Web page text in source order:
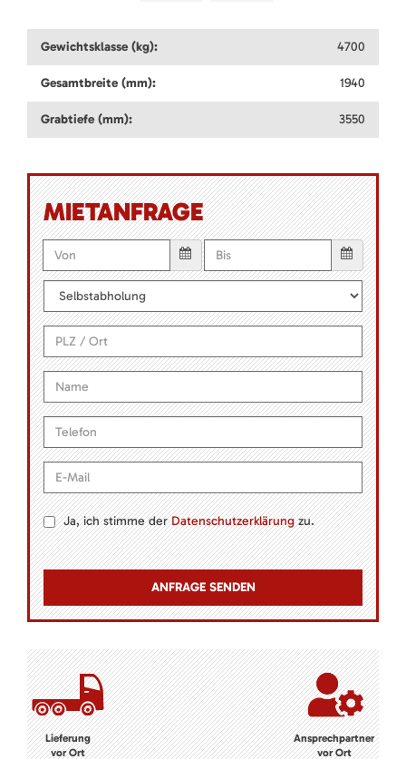
Gewichtsklasse (kg): 4700
Gesamtbreite (mm): 1940
Grabtiefe (mm): 3550
MIETANFRAGE
Ja, ich stimme derDatenschutzerklärungzu.
Lieferung
vor Ort
Ansprechpartner
vor Ort